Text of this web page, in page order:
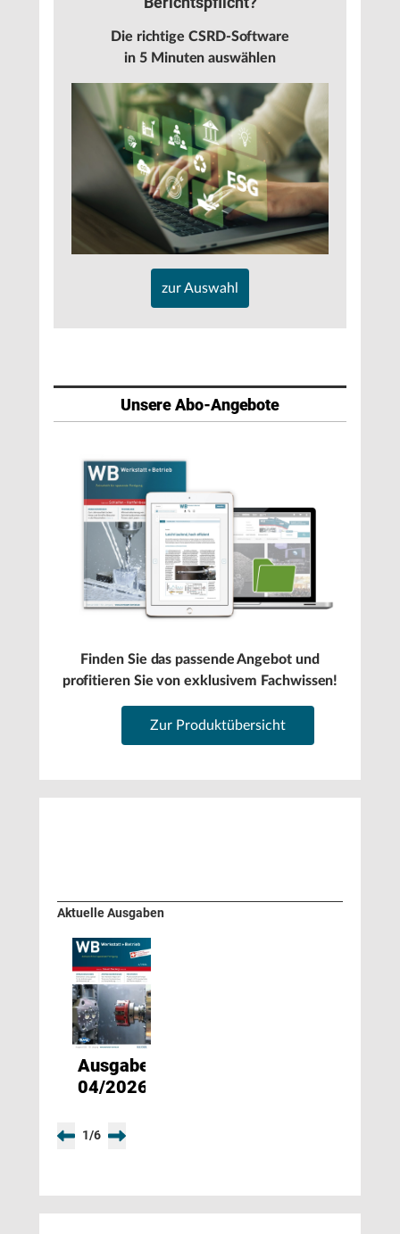
Die richtige CSRD-Software
in 5 Minuten auswählen
zur Auswahl
Unsere Abo-Angebote
Finden Sie das passende Angebot und
profitieren Sie von exklusivem Fachwissen!
Zur Produktübersicht
Aktuelle Ausgaben
Ausgabe
04/2026
1/6